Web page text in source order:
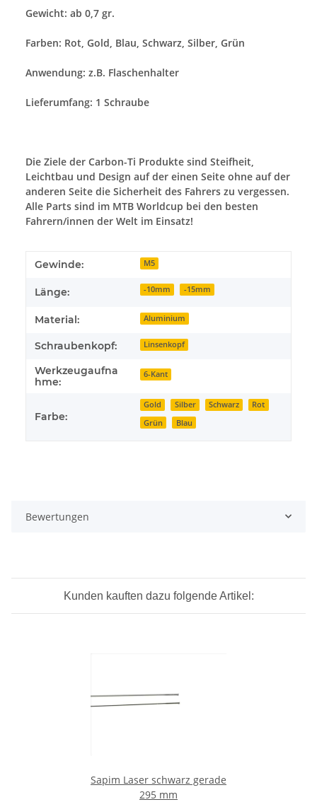
Gewicht: ab 0,7 gr.
Farben: Rot, Gold, Blau, Schwarz, Silber, Grün
Anwendung: z.B. Flaschenhalter
Lieferumfang: 1 Schraube
Die Ziele der Carbon-Ti Produkte sind Steifheit,
Leichtbau und Design auf der einen Seite ohne auf der
anderen Seite die Sicherheit des Fahrers zu vergessen.
Alle Parts sind im MTB Worldcup bei den besten
Fahrern/innen der Welt im Einsatz!
Gewinde: M5
Länge: -10mm -15mm
Material: Aluminium
Schraubenkopf: Linsenkopf
Werkzeugaufna
hme:
6-Kant
Farbe:
Gold Silber Schwarz
Rot
Grün
Blau
Bewertungen
Kunden kauften dazu folgende Artikel:
Sapim Laser schwarz gerade
295 mm